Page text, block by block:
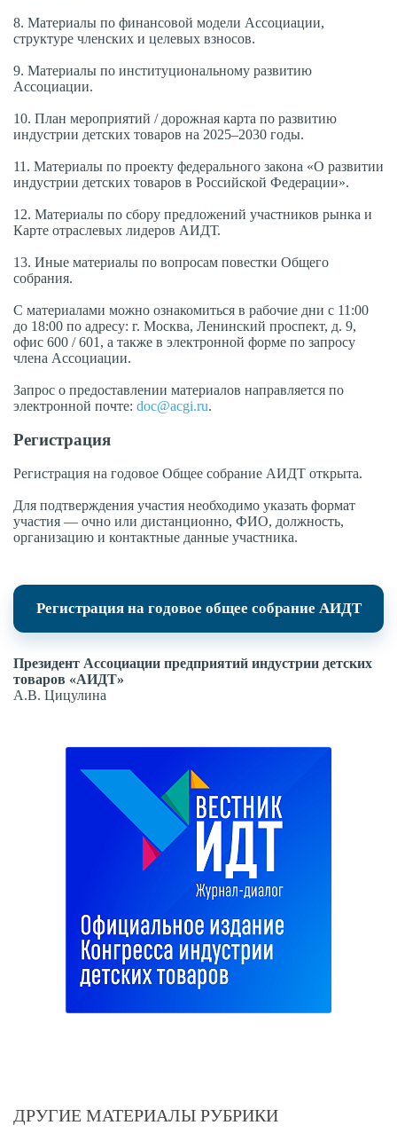
8. Материалы по финансовой модели Ассоциации,
структуре членских и целевых взносов.
9. Материалы по институциональному развитию
Ассоциации.
10. План мероприятий / дорожная карта по развитию
индустрии детских товаров на 2025–2030 годы.
11. Материалы по проекту федерального закона «О развитии
индустрии детских товаров в Российской Федерации».
12. Материалы по сбору предложений участников рынка и
Карте отраслевых лидеров АИДТ.
13. Иные материалы по вопросам повестки Общего
собрания.
С материалами можно ознакомиться в рабочие дни с 11:00
до 18:00 по адресу: г. Москва, Ленинский проспект, д. 9,
офис 600 / 601, а также в электронной форме по запросу
члена Ассоциации.
Запрос о предоставлении материалов направляется по
электронной почте: doc@acgi.ru.
Регистрация
Регистрация на годовое Общее собрание АИДТ открыта.
Для подтверждения участия необходимо указать формат
участия — очно или дистанционно, ФИО, должность,
организацию и контактные данные участника.
Регистрация на годовое общее собрание АИДТ
Президент Ассоциации предприятий индустрии детских
товаров «АИДТ»
А.В. Цицулина
ДРУГИЕ МАТЕРИАЛЫ РУБРИКИ